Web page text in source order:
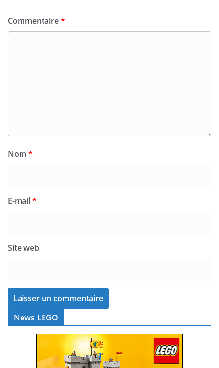
Commentaire*
Nom *
E-mail*
Site web
News LEGO